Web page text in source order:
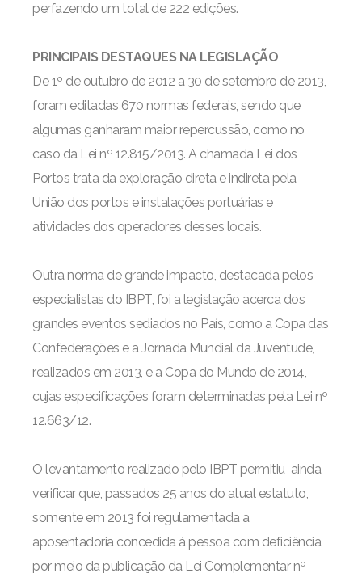
perfazendo um total de 222 edições.
PRINCIPAIS DESTAQUES NA LEGISLAÇÃO
De 1º de outubro de 2012 a 30 de setembro de 2013,
foram editadas 670 normas federais, sendo que
algumas ganharam maior repercussão, como no
caso da Lei nº 12.815/2013. A chamada Lei dos
Portos trata da exploração direta e indireta pela
União dos portos e instalações portuárias e
atividades dos operadores desses locais.
Outra norma de grande impacto, destacada pelos
especialistas do IBPT, foi a legislação acerca dos
grandes eventos sediados no País, como a Copa das
Confederações e a Jornada Mundial da Juventude,
realizados em 2013, e a Copa do Mundo de 2014,
cujas especificações foram determinadas pela Lei nº
12.663/12.
O levantamento realizado pelo IBPT permitiu ainda
verificar que, passados 25 anos do atual estatuto,
somente em 2013 foi regulamentada a
aposentadoria concedida à pessoa com deficiência,
por meio da publicação da Lei Complementar nº